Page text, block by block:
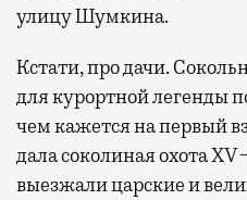
улицу Шумкина.
Кстати, про дачи.
для курортной легенды
чем кажется на первый
дала соколиная охота
выезжали царские и